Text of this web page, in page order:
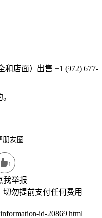
店面）出售 +1 (972) 677-
朋友圈
1
我举报
勿提前支付任何费用
id-20869.html